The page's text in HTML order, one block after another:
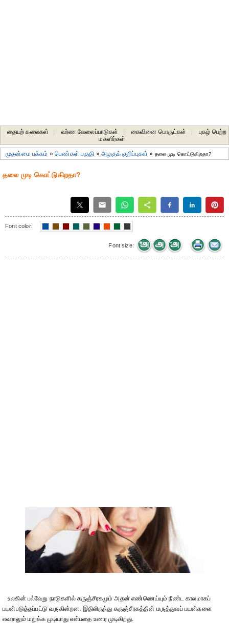
தையற் கலைகள் வர்ண வேலைப்பாடுகள் கைவினை பொருட்கள்
புகழ் பெற்ற
மகளிர்கள்
முதன்மை பக்கம் »பெண்கள் பகுதி »அழகுக் குறிப்புகள் » தலை முடி கொட்டுகிறதா?
தலை முடி கொட்டுகிறதா?
Font color:
Font size:
உலகின் பல்வேறு நாடுகளில் கருஞ்சீரகமும் அதன் எண்ணெய்யும் நீண்ட காலமாகப்
பயன்படுத்தப்பட்டு வருகின்றன. இதிலிருந்து கருஞ்சீரகத்தின் மருத்துவப் பயன்களை
எவராலும் மறுக்க முடியாது என்பதை உணர முடிகிறது.